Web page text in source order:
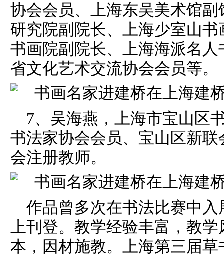
协会会员、上海东吴美术馆
研究院副院长、上海少室山
书画院副院长、上海海派名
省文化艺术交流协会会员等。
7、吴海燕，上海市宝山区
书法家协会会员、宝山区新
会注册教师。
作品曾多次在书法比赛中
上刊登。教学经验丰富，教
本，因材施教。上海第三届